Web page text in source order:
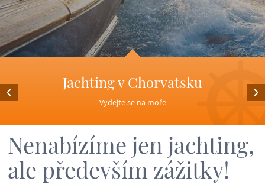
Jachting v Chorvatsku
Vydejte se na moře
Nenabízíme jen jachting,
ale především zážitky!